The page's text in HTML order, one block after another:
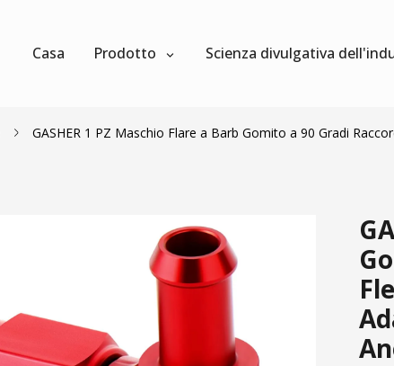
Casa Prodotto Scienza divulgativa
GASHER 1 PZ Maschio Flare a Barb Gomito a 90 Gradi